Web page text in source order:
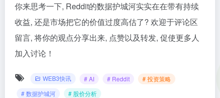
你来思考一下, Reddit的数据护城河实实在在带有持续
收益, 还是市场把它的价值过度高估了? 欢迎于评论区
留言, 将你的观点分享出来, 点赞以及转发, 促使更多人
加入讨论！
WEB3快讯 # AI # Reddit
# 投资策略
# 数据护城河
# 股价分析